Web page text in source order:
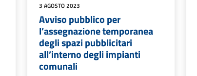
3 AGOSTO 2023
Avviso pubblico per
l’assegnazione temporanea
degli spazi pubblicitari
all’interno degli impianti
comunali